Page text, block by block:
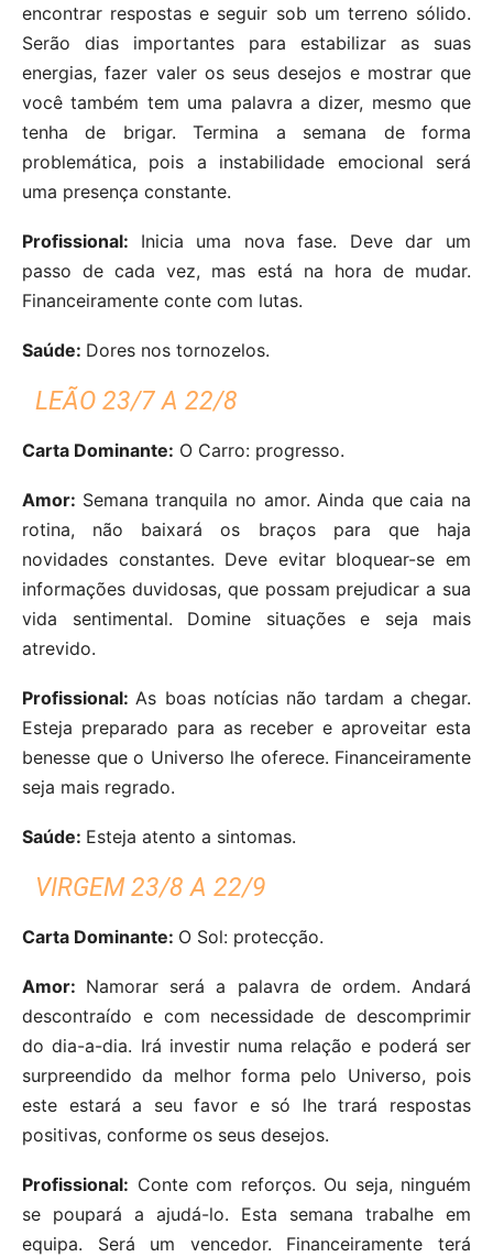
encontrar respostas e seguir sob um terreno sólido.
Serão dias importantes para estabilizar as suas
energias, fazer valer os seus desejos e mostrar que
você também tem uma palavra a dizer, mesmo que
tenha de brigar. Termina a semana de forma
problemática, pois a instabilidade emocional será
uma presença constante.
Profissional: Inicia uma nova fase. Deve dar um
passo de cada vez, mas está na hora de mudar.
Financeiramente conte com lutas.
Saúde: Dores nos tornozelos.
LEÃO 23/7 A 22/8
Carta Dominante: O Carro: progresso.
Amor: Semana tranquila no amor. Ainda que caia na
rotina, não baixará os braços para que haja
novidades constantes. Deve evitar bloquear-se em
informações duvidosas, que possam prejudicar a sua
vida sentimental. Domine situações e seja mais
atrevido.
Profissional: As boas notícias não tardam a chegar.
Esteja preparado para as receber e aproveitar esta
benesse que o Universo lhe oferece. Financeiramente
seja mais regrado.
Saúde: Esteja atento a sintomas.
VIRGEM 23/8 A 22/9
Carta Dominante: O Sol: protecção.
Amor: Namorar será a palavra de ordem. Andará
descontraído e com necessidade de descomprimir
do dia-a-dia. Irá investir numa relação e poderá ser
surpreendido da melhor forma pelo Universo, pois
este estará a seu favor e só lhe trará respostas
positivas, conforme os seus desejos.
Profissional: Conte com reforços. Ou seja, ninguém
se poupará a ajudá-lo. Esta semana trabalhe em
equipa. Será um vencedor. Financeiramente terá